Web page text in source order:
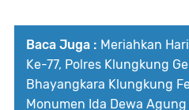
Baca Juga : Meriahkan
Ke-77, Polres Klungkung
Bhayangkara Klungkung
Monumen Ida Dewa